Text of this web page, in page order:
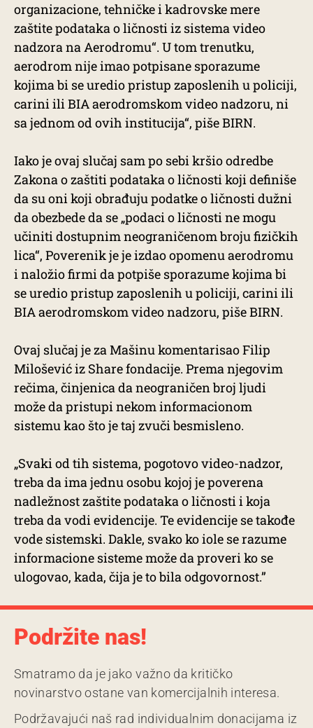
organizacione, tehničke i kadrovske mere
zaštite podataka o ličnosti iz sistema video
nadzora na Aerodromu“. U tom trenutku,
aerodrom nije imao potpisane sporazume
kojima bi se uredio pristup zaposlenih u policiji,
carini ili BIA aerodromskom video nadzoru, ni
sa jednom od ovih institucija“, piše BIRN.
Iako je ovaj slučaj sam po sebi kršio odredbe
Zakona o zaštiti podataka o ličnosti koji definiše
da su oni koji obrađuju podatke o ličnosti dužni
da obezbede da se „podaci o ličnosti ne mogu
učiniti dostupnim neograničenom broju fizičkih
lica“, Poverenik je je izdao opomenu aerodromu
i naložio firmi da potpiše sporazume kojima bi
se uredio pristup zaposlenih u policiji, carini ili
BIA aerodromskom video nadzoru, piše BIRN.
Ovaj slučaj je za Mašinu komentarisao Filip
Milošević iz Share fondacije. Prema njegovim
rečima, činjenica da neograničen broj ljudi
može da pristupi nekom informacionom
sistemu kao što je taj zvuči besmisleno.
„Svaki od tih sistema, pogotovo video-nadzor,
treba da ima jednu osobu kojoj je poverena
nadležnost zaštite podataka o ličnosti i koja
treba da vodi evidencije. Te evidencije se takođe
vode sistemski. Dakle, svako ko iole se razume
informacione sisteme može da proveri ko se
ulogovao, kada, čija je to bila odgovornost.”
Podržite nas!
Smatramo da je jako važno da kritičko
novinarstvo ostane van komercijalnih interesa.
Podržavajući naš rad individualnim donacijama iz